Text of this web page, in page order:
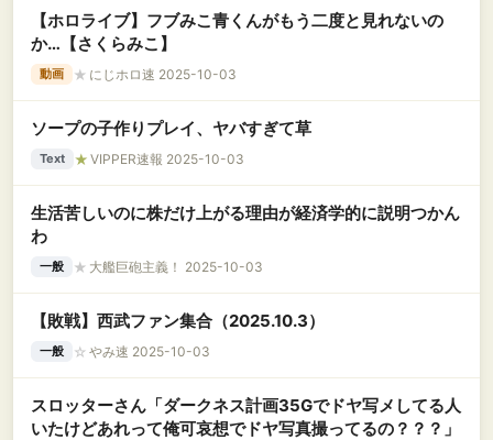
【ホロライブ】フブみこ青くんがもう二度と見れないの
か…【さくらみこ】
動画 ★ にじホロ速 2025-10-03
ソープの子作りプレイ、ヤバすぎて草
Text ★ VIPPER速報 2025-10-03
生活苦しいのに株だけ上がる理由が経済学的に説明つかん
わ
一般 ★ 大艦巨砲主義！ 2025-10-03
【敗戦】西武ファン集合（2025.10.3）
一般 ☆ やみ速 2025-10-03
スロッターさん「ダークネス計画35Gでドヤ写メしてる人
いたけどあれって俺可哀想でドヤ写真撮ってるの？？？」